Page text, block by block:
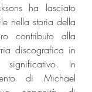
ha lasciato
nella storia della
contributo alla
discografica in
In
di Michael